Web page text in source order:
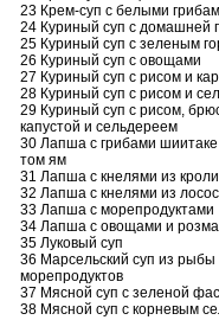
23 Крем-суп с белыми
24 Куриный суп с домашней
25 Куриный суп с зеленым
26 Куриный суп с овощами
27 Куриный суп с рисом и
28 Куриный суп с рисом и
29 Куриный суп с рисом,
капустой и сельдереем
30 Лапша с грибами
том ям
31 Лапша с кнелями из
32 Лапша с кнелями из
33 Лапша с морепродуктами
34 Лапша с овощами и
35 Луковый суп
36 Марсельский суп из рыбы
морепродуктов
37 Мясной суп с зеленой
38 Мясной суп с корневым